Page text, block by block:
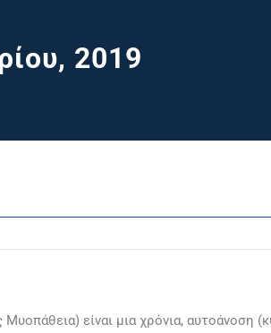
2019
είναι μια χρόνια, αυτοάνοση